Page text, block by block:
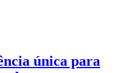
única para